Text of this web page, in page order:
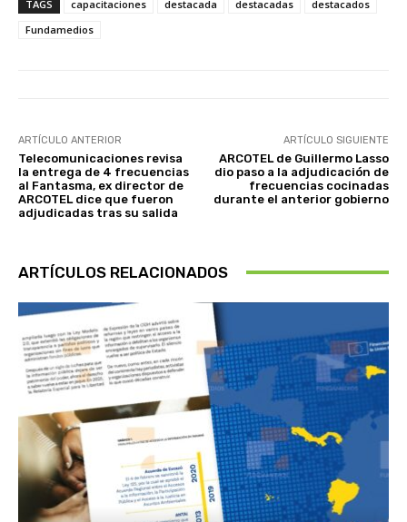
TAGS capacitaciones destacada destacadas
destacados
Fundamedios
ARTÍCULO ANTERIOR
Telecomunicaciones revisa
la entrega de 4 frecuencias
al Fantasma, ex director de
ARCOTEL dice que fueron
adjudicadas tras su salida
ARTÍCULO SIGUIENTE
ARCOTEL de Guillermo Lasso
dio paso a la adjudicación de
frecuencias cocinadas
durante el anterior gobierno
ARTÍCULOS RELACIONADOS